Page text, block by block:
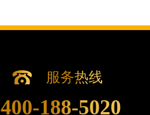
辽宁省铁岭市银州区南马路腕表
辽宁省营口市站前区市府路与渤
辽宁省沈阳市沈河区中街路137
服务热线
400-188-5020